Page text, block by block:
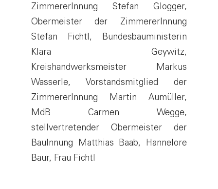
ZimmererInnung Stefan Glogger,
Obermeister der ZimmererInnung
Stefan Fichtl, Bundesbauministerin
Klara Geywitz,
Kreishandwerksmeister Markus
Wasserle, Vorstandsmitglied der
ZimmererInnung Martin Aumüller,
MdB Carmen Wegge,
stellvertretender Obermeister der
BauInnung Matthias Baab, Hannelore
Baur, Frau Fichtl